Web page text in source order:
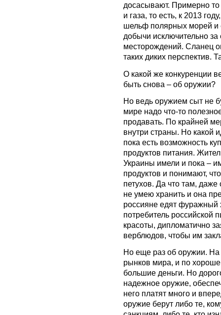
досасывают. Примерно
и газа, то есть, к 2013
шельф полярных морей и
добычи исключительно
месторождений. Сланец
таких диких перспектив.
О какой же конкуренции
быть снова – об оружии?
Но ведь оружием сыт не
мире надо что-то
продавать. По крайней
внутри страны. Но какой
пока есть возможность
продуктов питания.
Украины имели и пока –
продуктов и понимают,
петухов. Да что там,
не умею хранить и она
россияне едят фуражный
потребитель российской
красоты, дипломатично
верблюдов, чтобы им
Но еще раз об оружии. На
рынков мира, и по
большие деньги. Но
надежное оружие,
него платят много и
оружие берут либо те,